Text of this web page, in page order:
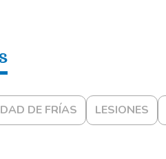
DE FRÍAS LESIONES